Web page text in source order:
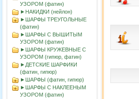
УЗОРОМ (фатин)
►НАКИДКИ (нейлон)
►ШАРФЫ ТРЕУГОЛЬНЫЕ
(фатин)
►ШАРФЫ С ВЫШИТЫМ
УЗОРОМ (фатин)
►ШАРФЫ КРУЖЕВНЫЕ С
УЗОРОМ (гипюр, фатин)
►ДЕТСКИЕ ШАРФИКИ
(фатин, гипюр)
►ШАРФЫ (фатин, гипюр)
►ШАРФЫ С НАКЛЕЕНЫМ
УЗОРОМ (фатин)